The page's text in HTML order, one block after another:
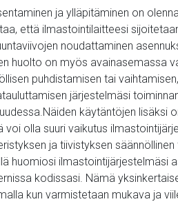
ja ylläpitäminen on
että ilmastointilaitteesi
noudattaminen
huolto on myös avainasemassa
puhdistamisen tai
järjestelmäsi
käytäntöjen
voi olla suuri vaikutus
ja tiivistyksen
huomiosi ilmastointijärjestelmäsi
kodissasi. Nämä
kun varmistetaan mukava ja